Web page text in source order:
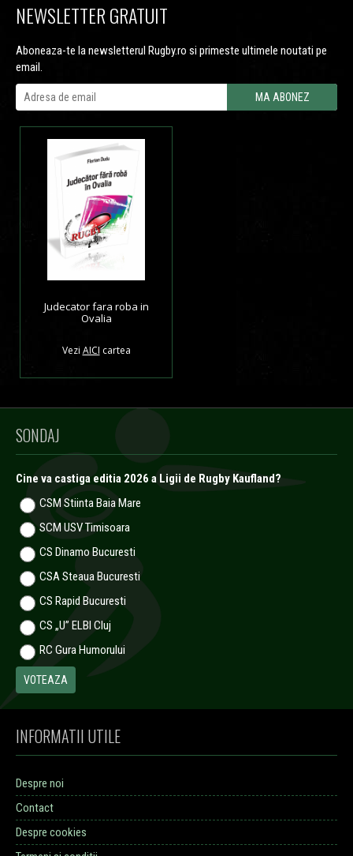
NEWSLETTER GRATUIT
Aboneaza-te la newsletterul Rugby.ro si primeste ultimele noutati pe
email.
Judecator fara roba in
Ovalia
Vezi AICI cartea
SONDAJ
Cine va castiga editia 2026 a Ligii de Rugby Kaufland?
CSM Stiinta Baia Mare
SCM USV Timisoara
CS Dinamo Bucuresti
CSA Steaua Bucuresti
CS Rapid Bucuresti
CS „U” ELBI Cluj
RC Gura Humorului
INFORMATII UTILE
Despre noi
Contact
Despre cookies